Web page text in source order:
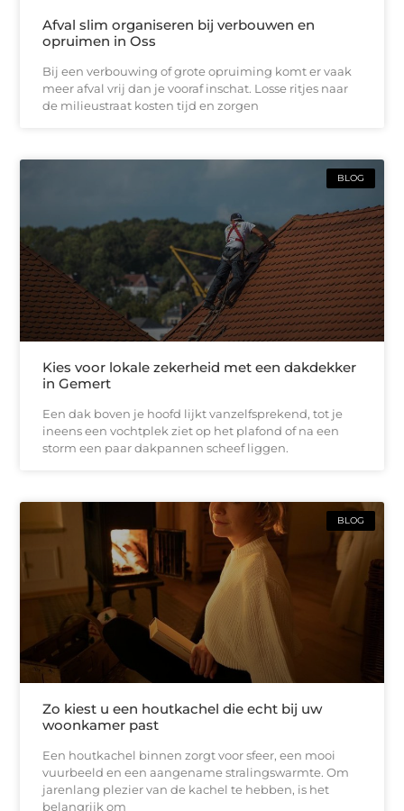
Afval slim organiseren bij verbouwen en
opruimen in Oss
Bij een verbouwing of grote opruiming komt er vaak
meer afval vrij dan je vooraf inschat. Losse ritjes naar
de milieustraat kosten tijd en zorgen
BLOG
Kies voor lokale zekerheid met een dakdekker
in Gemert
Een dak boven je hoofd lijkt vanzelfsprekend, tot je
ineens een vochtplek ziet op het plafond of na een
storm een paar dakpannen scheef liggen.
BLOG
Zo kiest u een houtkachel die echt bij uw
woonkamer past
Een houtkachel binnen zorgt voor sfeer, een mooi
vuurbeeld en een aangename stralingswarmte. Om
jarenlang plezier van de kachel te hebben, is het
belangrijk om